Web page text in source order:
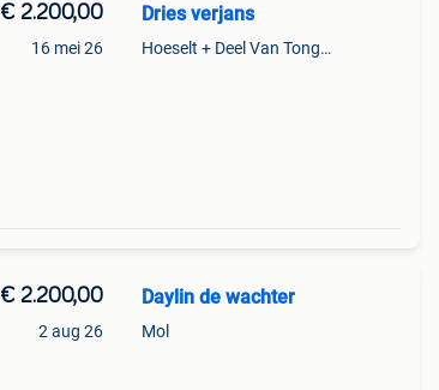
€ 2.200,00
16 mei 26
Dries verjans
Hoeselt + Deel Van Tongeren
€ 2.200,00
2 aug 26
Daylin de wachter
Mol